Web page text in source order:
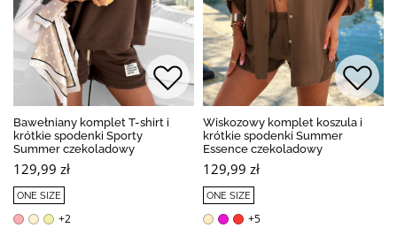
Bawełniany komplet T-shirt i
krótkie spodenki Sporty
Summer czekoladowy
129,99 zł
ONE SIZE
+2
Wiskozowy komplet koszula i
krótkie spodenki Summer
Essence czekoladowy
129,99 zł
ONE SIZE
+5